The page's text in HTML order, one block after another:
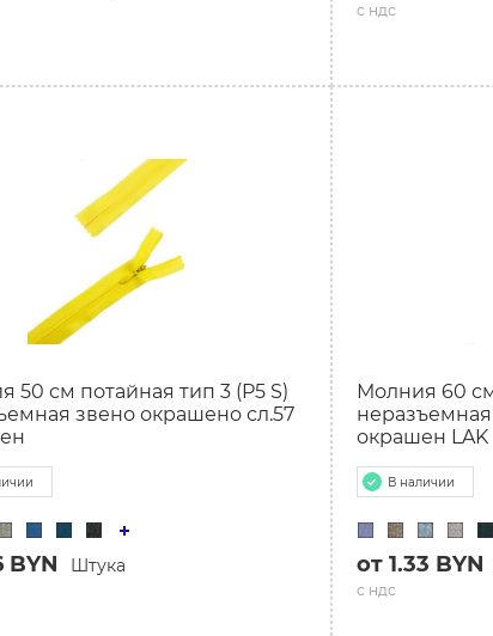
с ндс
50 см потайная тип 3 (P5 S)
звено окрашено сл.57
BYN Штука
Молния 60
окрашен LAK
В наличии
с ндс
от 1.33 BYN